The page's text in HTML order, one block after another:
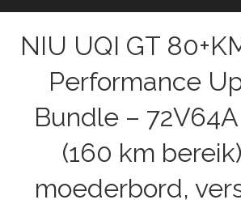
NIU UQI GT
Performance
Bundle –
(160 km
moederbord,